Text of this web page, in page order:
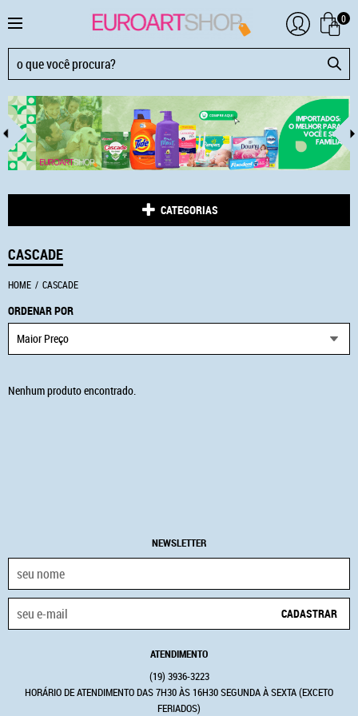
0
CATEGORIAS
CASCADE
HOME CASCADE
ORDENAR POR
Maior Preço
Nenhum produto encontrado.
NEWSLETTER
CADASTRAR
ATENDIMENTO
(19) 3936-3223
HORÁRIO DE ATENDIMENTO DAS 7H30 ÀS 16H30 SEGUNDA À SEXTA (EXCETO
FERIADOS)